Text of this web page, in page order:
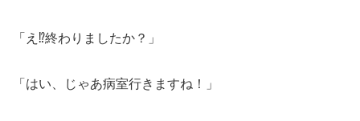
「え ⁉︎終わりましたか？」
「はい、じゃあ病室行きますね！」